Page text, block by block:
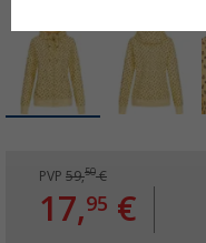
PVP 59,50€
17,95 €